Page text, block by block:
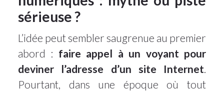
sérieuse ?
L’idée peut sembler saugrenue au premier
abord : faire appel à un voyant pour
deviner l’adresse d’un site Internet.
Pourtant, dans une époque où tout